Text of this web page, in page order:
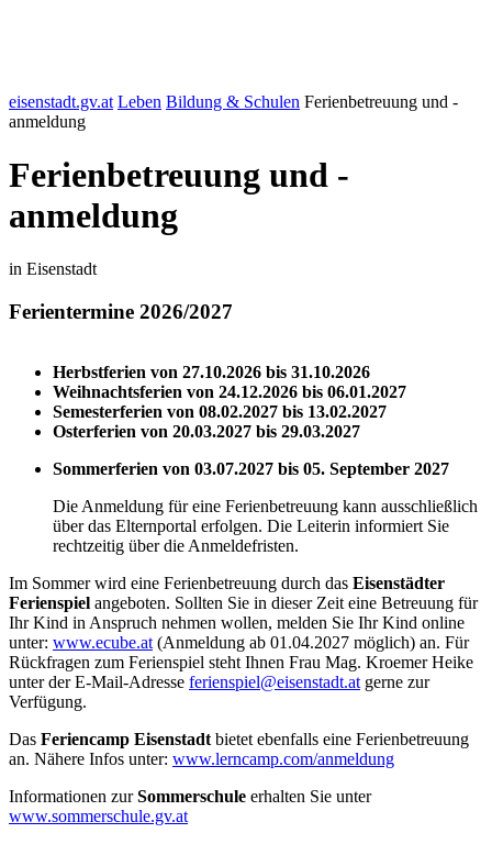
eisenstadt.gv.at Leben Bildung & Schulen Ferienbetreuung und -
anmeldung
Ferienbetreuung und -
anmeldung
in Eisenstadt
Ferientermine 2026/2027
Herbstferien von 27.10.2026 bis 31.10.2026
Weihnachtsferien von 24.12.2026 bis 06.01.2027
Semesterferien von 08.02.2027 bis 13.02.2027
Osterferien von 20.03.2027 bis 29.03.2027
Sommerferien von 03.07.2027 bis 05. September 2027
Die Anmeldung für eine Ferienbetreuung kann ausschließlich
über das Elternportal erfolgen. Die Leiterin informiert Sie
rechtzeitig über die Anmeldefristen.
Im Sommer wird eine Ferienbetreuung durch das Eisenstädter
Ferienspiel angeboten. Sollten Sie in dieser Zeit eine Betreuung für
Ihr Kind in Anspruch nehmen wollen, melden Sie Ihr Kind online
unter: www.ecube.at (Anmeldung ab 01.04.2027 möglich) an. Für
Rückfragen zum Ferienspiel steht Ihnen Frau Mag. Kroemer Heike
unter der E-Mail-Adresse ferienspiel@eisenstadt.at gerne zur
Verfügung.
Das Feriencamp Eisenstadt bietet ebenfalls eine Ferienbetreuung
an. Nähere Infos unter: www.lerncamp.com/anmeldung
Informationen zurSommerschule erhalten Sie unter
www.sommerschule.gv.at